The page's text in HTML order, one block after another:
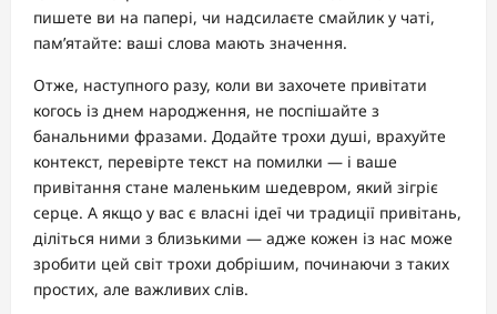
пишете ви на папері, чи надсилаєте смайлик у чаті,
пам’ятайте: ваші слова мають значення.
Отже, наступного разу, коли ви захочете привітати
когось із днем народження, не поспішайте з
банальними фразами. Додайте трохи душі, врахуйте
контекст, перевірте текст на помилки — і ваше
привітання стане маленьким шедевром, який зігріє
серце. А якщо у вас є власні ідеї чи традиції привітань,
діліться ними з близькими — адже кожен із нас може
зробити цей світ трохи добрішим, починаючи з таких
простих, але важливих слів.